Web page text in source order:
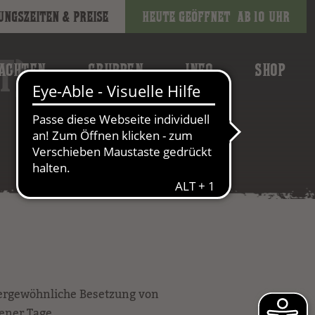
GRUPPEN INFO SHOP
& Preise Heute geöffnet ab 10 Uhr
Besetzung von